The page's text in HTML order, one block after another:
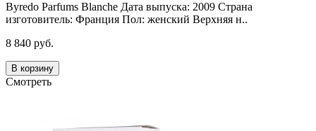
Byredo Parfums Blanche Дата выпуска: 2009 Страна
изготовитель: Франция Пол: женский Верхняя н..
8 840 руб.
В корзину
Смотреть